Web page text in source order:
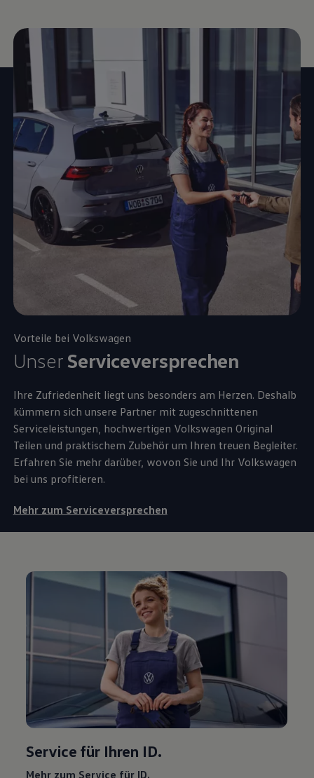
Vorteile bei Volkswagen
Unser Serviceversprechen
Ihre Zufriedenheit liegt uns besonders am Herzen. Deshalb
kümmern sich unsere Partner mit zugeschnittenen
Serviceleistungen, hochwertigen Volkswagen Original
Teilen und praktischem Zubehörum Ihren treuen Begleiter.
Erfahren Sie mehr darüber, wovon Sie und Ihr Volkswagen
bei uns profitieren.
Mehr zum Serviceversprechen
Service für Ihren ID.
Mehr zum Service für ID.